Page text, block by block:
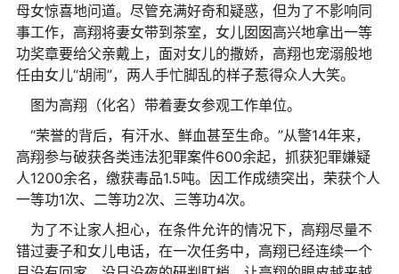
母女惊喜地问道。尽管充满好奇和疑惑，但为了不影响同
事工作，高翔将妻女带到茶室，女儿囡囡高兴地拿出一等
功奖章要给父亲戴上，面对女儿的撒娇，高翔也宠溺般地
任由女儿“胡闹”，两人手忙脚乱的样子惹得众人大笑。
图为高翔（化名）带着妻女参观工作单位。
“荣誉的背后，有汗水、鲜血甚至生命。”从警14年来，
高翔参与破获各类违法犯罪案件600余起，抓获犯罪嫌疑
人1200余名，缴获毒品1.5吨。因工作成绩突出，荣获个人
一等功1次、二等功2次、三等功4次。
为了不让家人担心，在条件允许的情况下，高翔尽量不
错过妻子和女儿电话，在一次任务中，高翔已经连续一个